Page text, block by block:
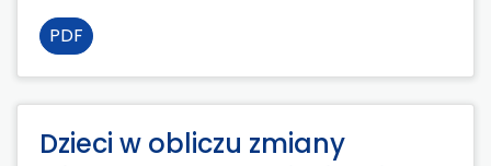
PDF
Dzieci w obliczu zmiany